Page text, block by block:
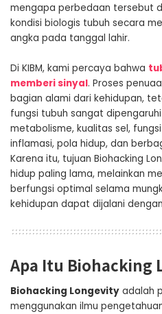
mengapa perbedaan tersebut
kondisi biologis tubuh secara
angka pada tanggal lahir.
Di KIBM, kami percaya bahwa
memberi sinyal. Proses
bagian alami dari kehidupan,
fungsi tubuh sangat
metabolisme, kualitas sel,
inflamasi, pola hidup, dan
Karena itu, tujuan Biohacking
hidup paling lama, melainkan
berfungsi optimal selama
kehidupan dapat dijalani
Apa Itu Biohacking
Biohacking Longevity adalah
menggunakan ilmu